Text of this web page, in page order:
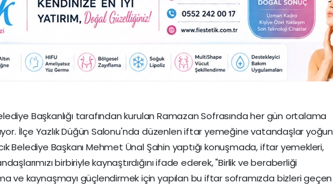
Başkanlığı tarafından kurulan Ramazan Sofrasında her gün ortalama
İlçe Yazlık Düğün Salonu'nda düzenlen iftar yemeğine vatandaşlar yoğun
Belediye Başkanı Mehmet Ünal Şahin yaptığı konuşmada, iftar yemekleri,
birbiriyle kaynaştırdığını ifade ederek, "Birlik ve beraberliği
ve kaynaşmayı güçlendirmek için yapılan bu iftar soframızda bizleri geçen